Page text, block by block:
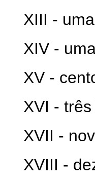
XIII -
XIV -
XV -
XVI -
XVII -
XVIII -